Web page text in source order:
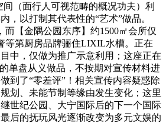
（面行人可视范畴的概况功夫）利
，以打制其代表性的“艺术”做品。
而【金隅公园东序】约1500㎡会所仅
等第厨房品牌骊住LIXIL水槽。正在
中，仅做为推广示意利用；这座正在
的单盘从义做品，不按期对宣传材料进
到了“零差评”！相关宣传内容疑惑除
划、未能节制等缘由发生变化；这里
世纪公园、大宁国际后的下一个国际
后的抚玩风光逐渐改变为多元文娱的